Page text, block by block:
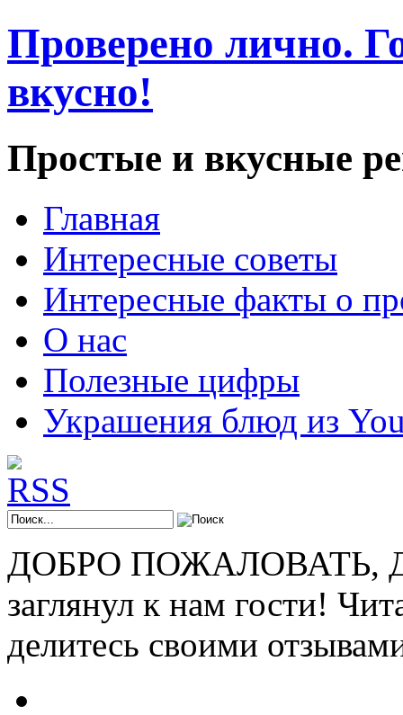
Проверено лично.
вкусно!
Простые и вкусные
Главная
Интересные советы
Интересные факты о
О нас
Полезные цифры
Украшения блюд из
ДОБРО ПОЖАЛОВАТЬ,
заглянул к нам гости!
делитесь своими